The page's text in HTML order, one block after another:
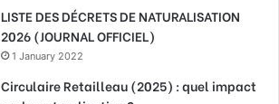
LISTE DES DÉCRETS DE NATURALISATION
2026 (JOURNAL OFFICIEL)
1 January 2022
Circulaire Retailleau (2025) : quel impact